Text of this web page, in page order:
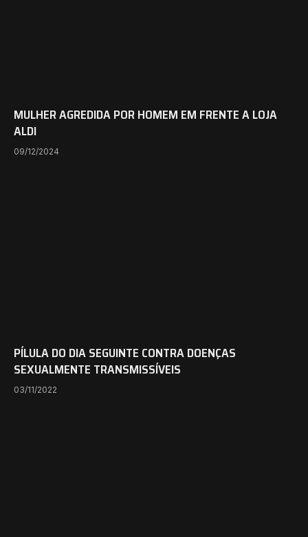
MULHER AGREDIDA POR HOMEM EM FRENTE A LOJA
ALDI
09/12/2024
PÍLULA DO DIA SEGUINTE CONTRA DOENÇAS
SEXUALMENTE TRANSMISSÍVEIS
03/11/2022